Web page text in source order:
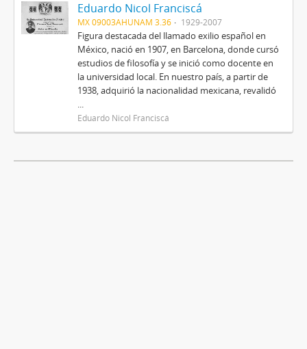
Eduardo Nicol Franciscá
MX 09003AHUNAM 3.36 1929-2007
Figura destacada del llamado exilio español en
México, nació en 1907, en Barcelona, donde cursó
estudios de filosofía y se inició como docente en
la universidad local. En nuestro país, a partir de
1938, adquirió la nacionalidad mexicana, revalidó
...
Eduardo Nicol Franciscá